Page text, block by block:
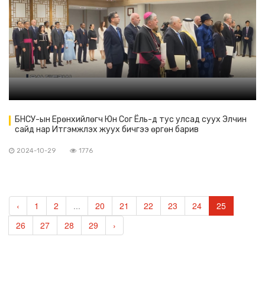
БНСУ-ын Ерөнхийлөгч Юн Сог Ёль-д тус улсад суух Элчин
сайд нар Итгэмжлэх жуух бичгээ өргөн барив
2024-10-29 1776
‹ 1 2 ... 20 21 22 23 24
25
26
27 28 29 ›